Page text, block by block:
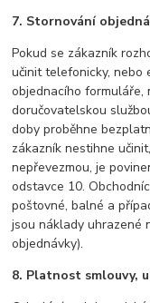
7. Stornování
Pokud se zákazník
učinit telefonicky, nebo
objednacího formuláře,
doručovatelskou
doby proběhne
zákazník nestihne
nepřevezmou, je
odstavce 10.
poštovné, balné a
jsou náklady uhrazené
objednávky).
8. Platnost smlouvy,